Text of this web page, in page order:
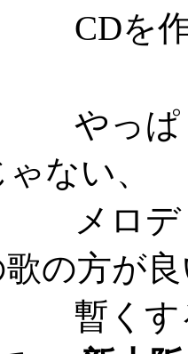
て、
、ラ
ない、
ーラ
の方が
と、